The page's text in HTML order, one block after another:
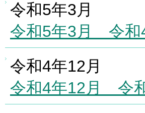
令和5年3月
令和5年3月 令和
令和4年12月
令和4年12月 令